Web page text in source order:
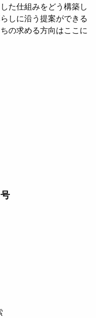
た仕組みをどう構築し
しに沿う提案ができる
の求める方向はここに